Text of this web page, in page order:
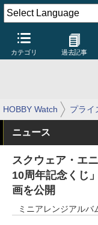
カテゴリ 過去記事
HOBBY Watch プライ
ニュース
スクウェア・エ
10周年記念くじ
画を公開
ミニアレンジアルバ